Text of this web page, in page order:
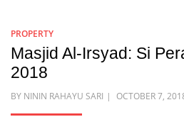
PROPERTY
Masjid Al-Irsyad: Si
2018
BY NININ RAHAYU SARI
POSTED
OCTOBER 7,